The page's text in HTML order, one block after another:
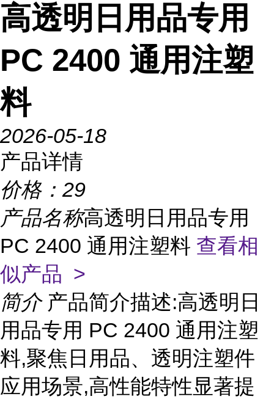
高透明日用品专用
PC 2400 通用注塑
料
2026-05-18
产品详情
价格： 29
产品名称高透明日用品专用
PC 2400 通用注塑料 查看相
似产品 >
简介 产品简介描述:高透明日
用品专用 PC 2400 通用注塑
料,聚焦日用品、透明注塑件
应用场景,高性能特性显著提